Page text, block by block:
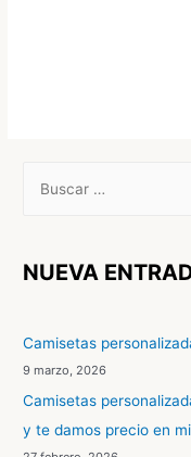
c
p
o
r
:
NUEVA
Camisetas
9 marzo, 2026
Camisetas
y te damos precio en